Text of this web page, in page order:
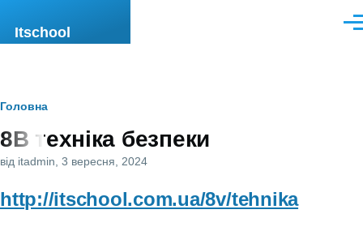
Itschool
Рядок
навіґації
Головна
8В техніка безпеки
від itadmin , 3 вересня, 2024
http://itschool.com.ua/8v/tehnika